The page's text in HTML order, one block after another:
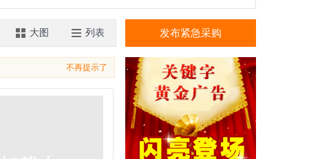
香港 澳门
大图 列表
不再提示了
发布紧急采购